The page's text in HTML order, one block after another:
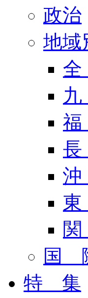
政治
地域
国
特 集